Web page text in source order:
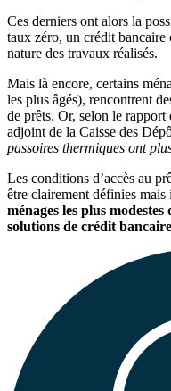
Ces derniers ont alors la
taux zéro, un crédit
nature des travaux réalisés.
Mais là encore, certains
les plus âgés), rencontrent
de prêts. Or, selon le
adjoint de la Caisse des
passoires thermiques ont
Les conditions d’accès au
être clairement définies mais
ménages les plus
solutions de crédit